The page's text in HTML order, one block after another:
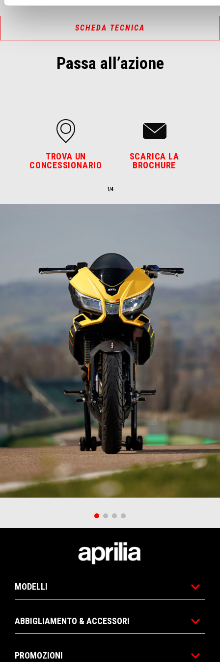
SCHEDA TECNICA
Passa all’azione
TROVA UN
CONCESSIONARIO
SCARICA LA
BROCHURE
1/4
MODELLI
ABBIGLIAMENTO & ACCESSORI
PROMOZIONI